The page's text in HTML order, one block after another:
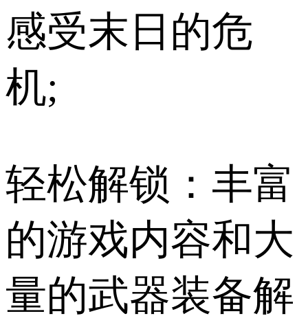
感受末日的危
机;
轻松解锁：丰富
的游戏内容和大
量的武器装备解